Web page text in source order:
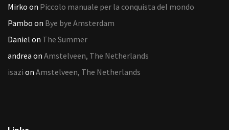
Mirko on Piccolo manuale per la conquista del mondo
Pambo on Bye bye Amsterdam
Daniel on The Summer
andrea on Amstelveen, The Netherlands
isazi on Amstelveen, The Netherlands